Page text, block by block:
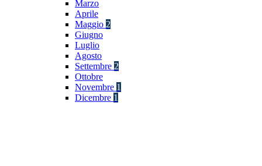
Marzo
Aprile
Maggio 2
Giugno
Luglio
Agosto
Settembre 2
Ottobre
Novembre 1
Dicembre 1